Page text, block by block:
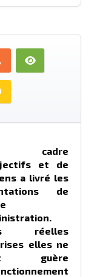
cadre
et de
a livré les
de
réelles
elles ne
guère